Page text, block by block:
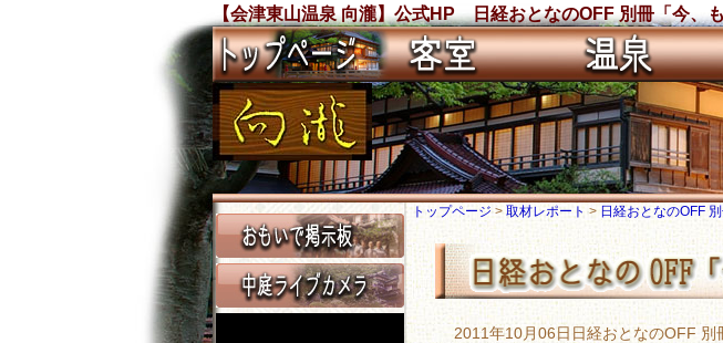
【会津東山温泉 向瀧】公式HP 日経おとなのOFF 別冊「今、
トップページ> 取材レポート> 日経おとなのOFF
2011年10月06日日経おとなのOFF 別